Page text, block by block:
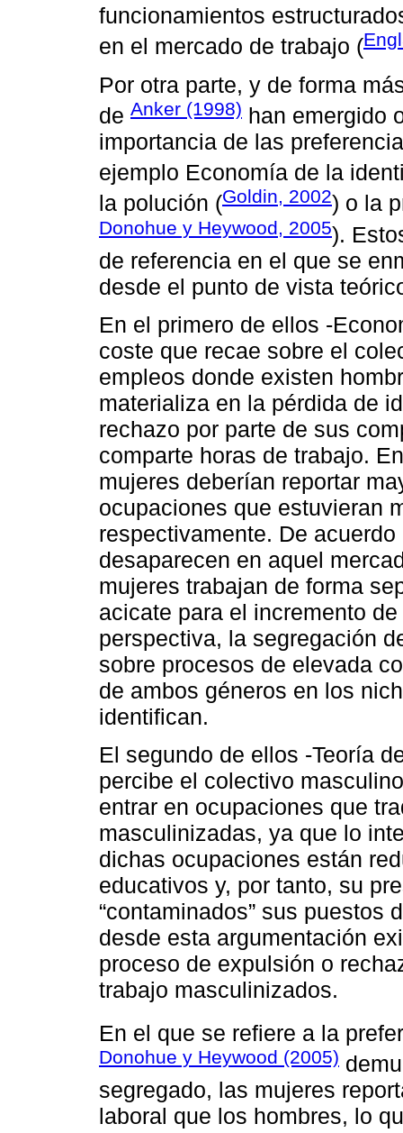
funcionamientos
en el mercado de trabajo (
Por otra parte, y de forma
de Anker (1998) han emergido
importancia de las
ejemplo Economía de la
la polución (Goldin, 2002) o la
Donohue y Heywood, 2005).
de referencia en el que se
desde el punto de vista
En el primero de ellos -
coste que recae sobre el
empleos donde existen
materializa en la pérdida de
rechazo por parte de sus
comparte horas de trabajo.
mujeres deberían reportar
ocupaciones que estuvieran
respectivamente. De
desaparecen en aquel
mujeres trabajan de forma
acicate para el incremento
perspectiva, la segregación
sobre procesos de elevada
de ambos géneros en los
identifican.
El segundo de ellos -Teoría
percibe el colectivo
entrar en ocupaciones que
masculinizadas, ya que lo
dichas ocupaciones están
educativos y, por tanto, su
“contaminados” sus puestos
desde esta argumentación
proceso de expulsión o
trabajo masculinizados.
En el que se refiere a la
Donohue y Heywood (2005)
segregado, las mujeres
laboral que los hombres, lo